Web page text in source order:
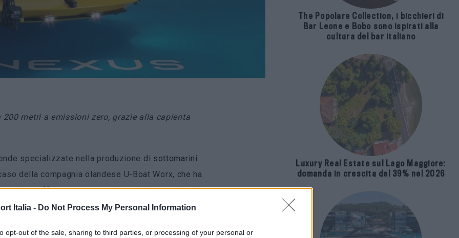
Italia - Do Not Process My Personal Information
opt-out of the sale, sharing to third parties, or processing of your personal or
metri a emissioni zero, grazie alla capienta
specializzate nella produzione di sottomarini
della compagnia olandese U-Boat Worx, che ha
Nexus, composta da modelli in grado di
‘a zero emissioni’, alimentati da batterie agli ioni
ore e un massimo di 10 immersioni giornaliere.
The Popolare Collection, i bicchieri di
Bar Leone e Bobo sono ispirati alla
cultura del bar italiano
Luxury Real Estate sul Lago Maggiore:
domanda in crescita del 39% nel 2026